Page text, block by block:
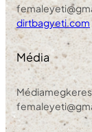
dirtbagyeti.com
Média